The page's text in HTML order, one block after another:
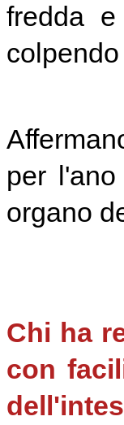
fredda
per
organo
Chi ha
con